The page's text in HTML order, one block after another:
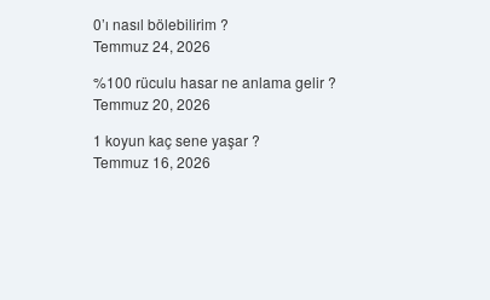
0’ı nasıl bölebilirim ?
Temmuz 24, 2026
%100 rüculu hasar ne anlama gelir ?
Temmuz 20, 2026
1 koyun kaç sene yaşar ?
Temmuz 16, 2026